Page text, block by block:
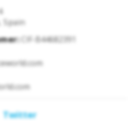
Spain
CIF-B44682391
Twitter